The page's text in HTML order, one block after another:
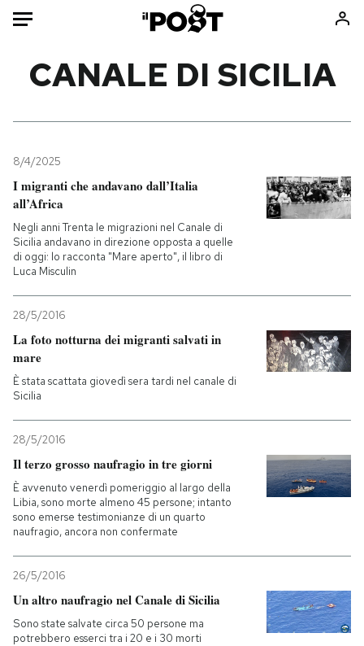
Mondo
Politica
Tecnologia
Internet
Scienza
Cultura
Economia
Consumismi
Ok Boomer!
Media
Altrecose
PODCAST
NEWSLETTER
I MIEI PREFERITI
SHOP
CALENDARIO
CANALE DI SICILIA
8/4/2025
I migranti che andavano dall’Italia
all’Africa
Negli anni Trenta le migrazioni nel Canale di
Sicilia andavano in direzione opposta a quelle
di oggi: lo racconta "Mare aperto", il libro di
Luca Misculin
28/5/2016
La foto notturna dei migranti salvati in
mare
È stata scattata giovedì sera tardi nel canale di
Sicilia
28/5/2016
Il terzo grosso naufragio in tre giorni
È avvenuto venerdì pomeriggio al largo della
Libia, sono morte almeno 45 persone; intanto
sono emerse testimonianze di un quarto
naufragio, ancora non confermate
26/5/2016
Un altro naufragio nel Canale di Sicilia
Sono state salvate circa 50 persone ma
potrebbero esserci tra i 20 e i 30 morti